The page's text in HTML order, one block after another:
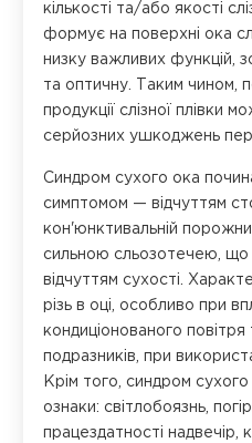
кількості та/або якості
формує на поверхні ока
низку важливих функцій,
та оптичну. Таким чином,
продукції слізної плівки
серйозних ушкоджень
Синдром сухого ока
симптомом — відчуттям
кон'юнктивальній
сильною сльозотечею, що
відчуттям сухості.
різь в оці, особливо при
кондиціонованого повітря
подразників, при
Крім того, синдром
ознаки: світлобоязнь,
працездатності надвечір,